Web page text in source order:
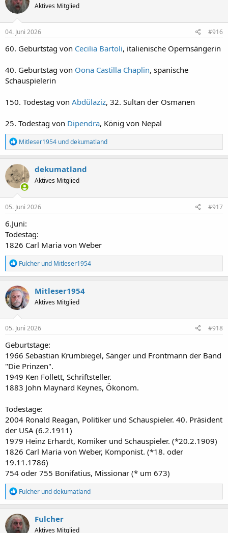
i
o
n
e
:
Aktives Mitglied
04. Juni 2026 #916
60. Geburtstag von Cecilia Bartoli, italienische Opernsängerin
40. Geburtstag von Oona Castilla Chaplin, spanische
Schauspielerin
150. Todestag von Abdülaziz, 32. Sultan der Osmanen
25. Todestag von Dipendra, König von Nepal
R
e
a
k
t
i
o
n
e
:
Mitleser1954 unddekumatland
dekumatland
Aktives Mitglied
05. Juni 2026 #917
6.Juni:
Todestag:
1826 Carl Maria von Weber
R
e
a
k
t
i
o
n
e
:
Fulcher und Mitleser1954
Mitleser1954
Aktives Mitglied
05. Juni 2026 #918
Geburtstage:
1966 Sebastian Krumbiegel, Sänger und Frontmann der Band
"Die Prinzen".
1949 Ken Follett, Schriftsteller.
1883 John Maynard Keynes, Ökonom.
Todestage:
2004 Ronald Reagan, Politiker und Schauspieler. 40. Präsident
der USA (6.2.1911)
1979 Heinz Erhardt, Komiker und Schauspieler. (*20.2.1909)
1826 Carl Maria von Weber, Komponist. (*18. oder
19.11.1786)
754 oder 755 Bonifatius, Missionar (* um 673)
R
e
a
k
t
i
Fulcher unddekumatland
Fulcher
Aktives Mitglied